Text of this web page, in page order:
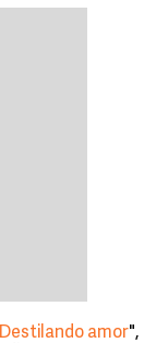
Destilando amor",